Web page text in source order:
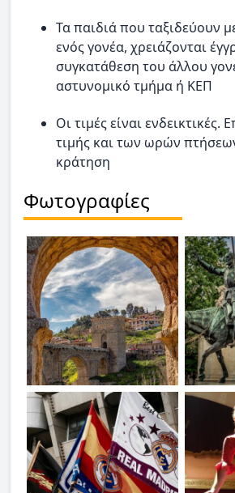
Τα παιδιά που ταξιδεύουν
ενός γονέα, χρειάζονται
συγκατάθεση του άλλου
αστυνομικό τμήμα ή ΚΕΠ
Οι τιμές είναι ενδεικτικές.
τιμής και των ωρών
κράτηση
Φωτογραφίες